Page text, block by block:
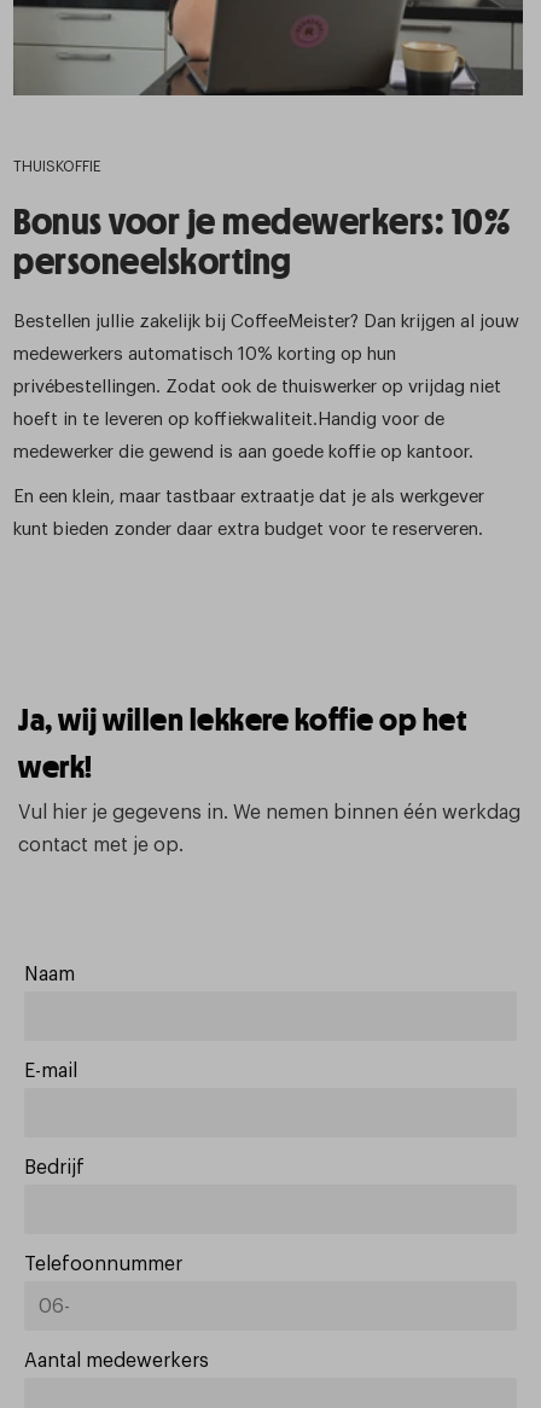
THUISKOFFIE
Bonus voor je medewerkers: 10%
personeelskorting
Bestellen jullie zakelijk bij CoffeeMeister? Dan krijgen al jouw
medewerkers automatisch 10% korting op hun
privébestellingen. Zodat ook de thuiswerker op vrijdag niet
hoeft in te leveren op koffiekwaliteit.Handig voor de
medewerker die gewend is aan goede koffie op kantoor.
En een klein, maar tastbaar extraatje dat je als werkgever
kunt bieden zonder daar extra budget voor te reserveren.
Ja, wij willen lekkere koffie op het
werk!
Vul hier je gegevens in. We nemen binnen één werkdag
contact met je op.
Naam
E-mail
Bedrijf
Telefoonnummer
Aantal medewerkers